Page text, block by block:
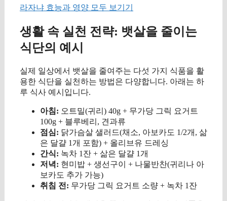
라자냐 효능과 영양 모두 보기기
생활 속 실천 전략: 뱃살을 줄이는
식단의 예시
실제 일상에서 뱃살을 줄여주는 다섯 가지 식품을 활
용한 식단을 실천하는 방법은 다양합니다. 아래는 하
루 식사 예시입니다.
아침: 오트밀(귀리) 40g + 무가당 그릭 요거트
100g + 블루베리, 견과류
점심: 닭가슴살 샐러드(채소, 아보카도 1/2개, 삶
은 달걀 1개 포함) + 올리브유 드레싱
간식: 녹차 1잔 + 삶은 달걀 1개
저녁: 현미밥 + 생선구이 + 나물반찬(귀리나 아
보카도 추가 가능)
취침 전: 무가당 그릭 요거트 소량 + 녹차 1잔